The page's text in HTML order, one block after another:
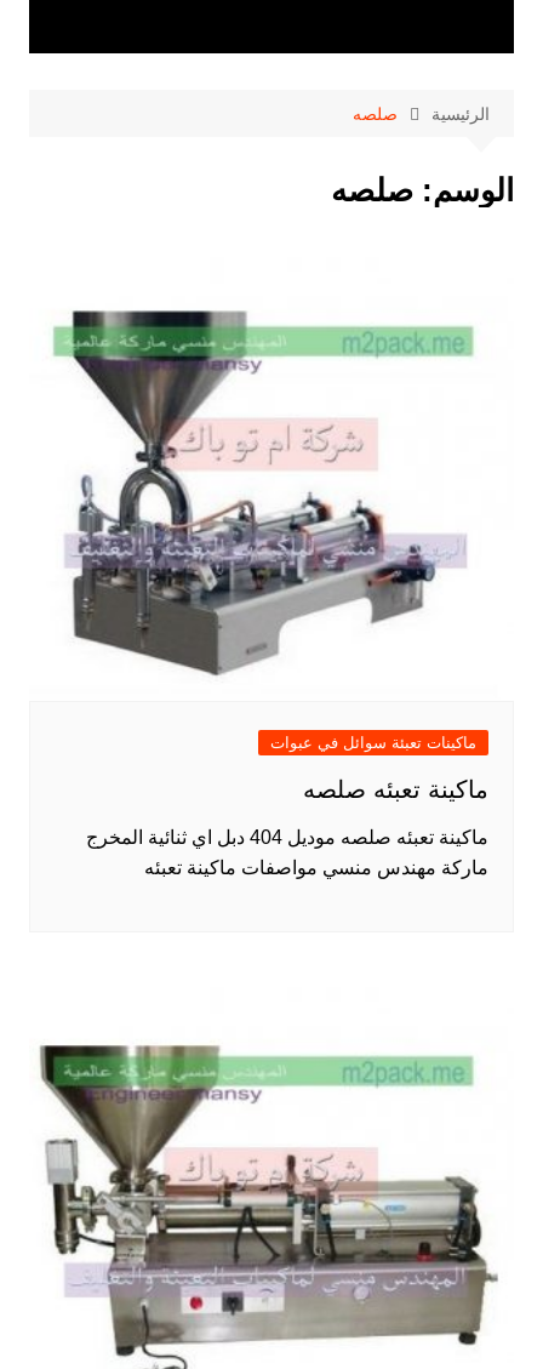
الرئيسية صلصه
الوسم: صلصه
ماكينات تعبئة سوائل في عبوات
ماكينة تعبئه صلصه
ماكينة تعبئه صلصه موديل 404 دبل اي ثنائية المخرج
ماركة مهندس منسي مواصفات ماكينة تعبئه